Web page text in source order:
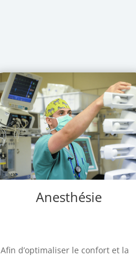
Anesthésie
Afin d’optimaliser le confort et la